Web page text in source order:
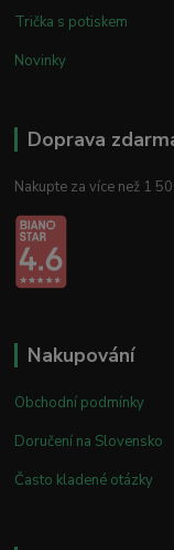
Trička s potiskem
Novinky
Doprava
Nakupte za více než 1
Nakupování
Obchodní podmínky
Doručení na Slovensko
Často kladené otázky